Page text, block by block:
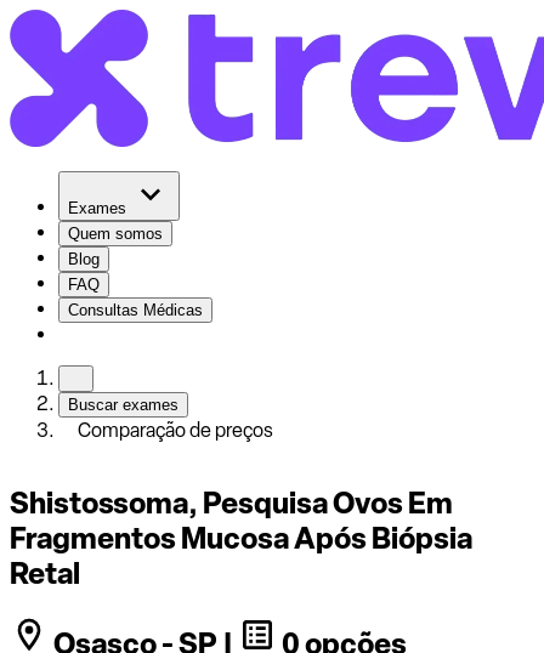
Exames
Quem somos
Blog
FAQ
Consultas Médicas
Buscar exames
Comparação de preços
Shistossoma, Pesquisa Ovos Em
Fragmentos Mucosa Após Biópsia
Retal
Osasco - SP |
0 opções